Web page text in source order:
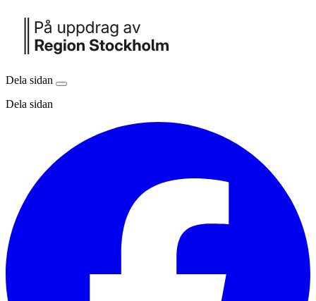
Dela sidan
Dela sidan